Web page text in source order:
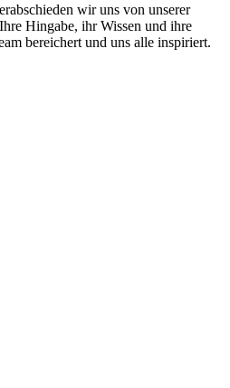
wir uns von unserer
Hingabe, ihr Wissen und ihre
bereichert und uns alle inspiriert.